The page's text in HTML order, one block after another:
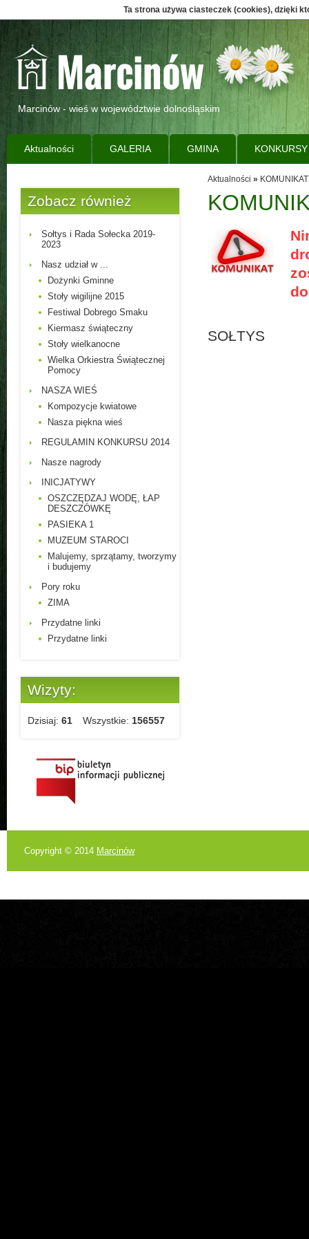
Ta strona używa ciasteczek (cookies), dzięki
Marcinów - wieś w województwie dolnośląskim
Aktualności GALERIA GMINA KONKURSY
Zobacz również
Sołtys i Rada Sołecka 2019-
2023
Nasz udział w ...
Dożynki Gminne
Stoły wigilijne 2015
Festiwal Dobrego Smaku
Kiermasz świąteczny
Stoły wielkanocne
Wielka Orkiestra Świątecznej
Pomocy
NASZA WIEŚ
Kompozycje kwiatowe
Nasza piękna wieś
REGULAMIN KONKURSU 2014
Nasze nagrody
INICJATYWY
OSZCZĘDZAJ WODĘ, ŁAP
DESZCZÓWKĘ
PASIEKA 1
MUZEUM STAROCI
Malujemy, sprzątamy, tworzymy
i budujemy
Pory roku
ZIMA
Przydatne linki
Przydatne linki
Wizyty:
Dzisiaj: 61 Wszystkie: 156557
Aktualności » KOMUNIKAT
SOŁTYS
Copyright © 2014 Marcinów